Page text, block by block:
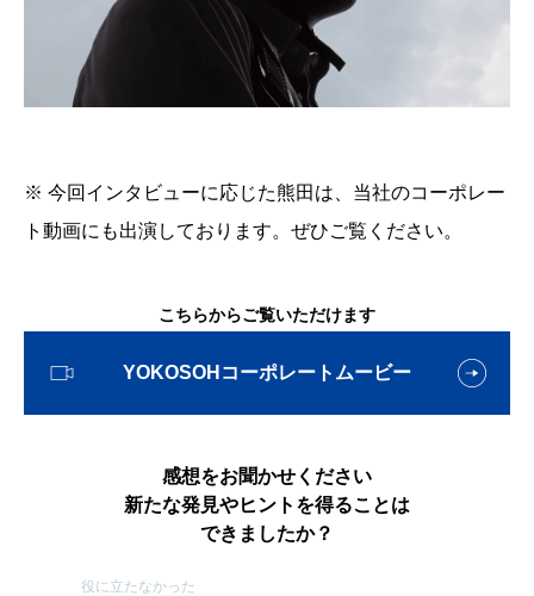
※ 今回インタビューに応じた熊田は、当社のコーポレー
ト動画にも出演しております。ぜひご覧ください。
こちらからご覧いただけます
YOKOSOHコーポレートムービー
感想をお聞かせください
新たな発見やヒントを得ることは
できましたか？